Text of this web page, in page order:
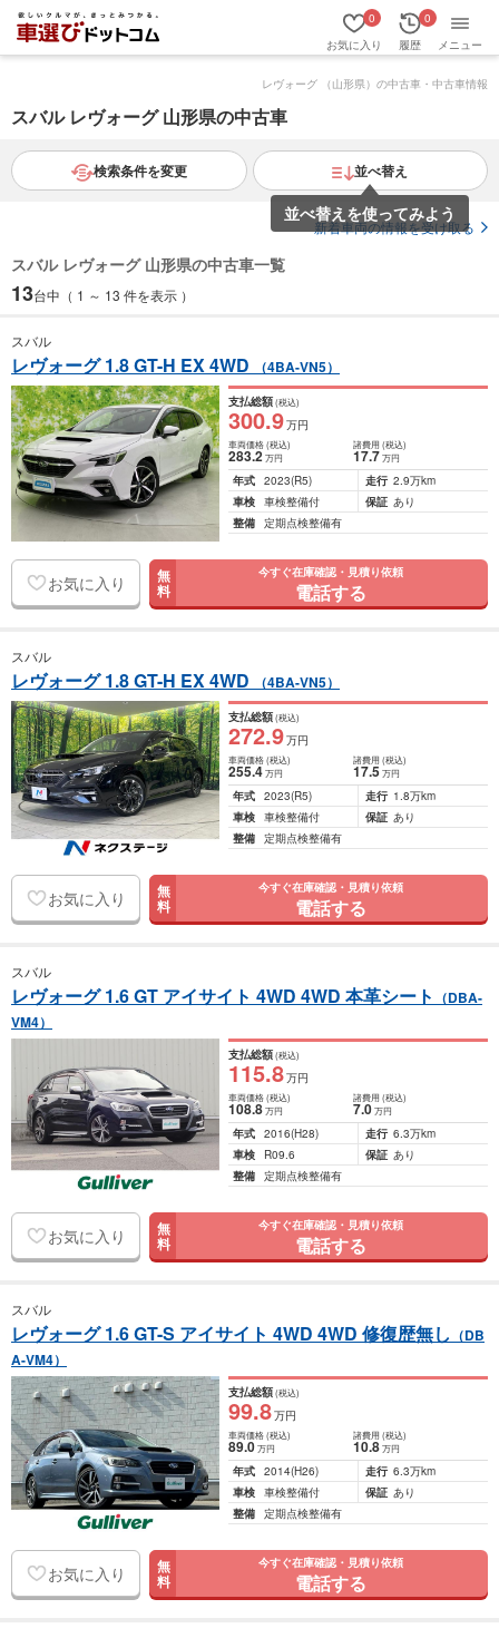
お気に入り
0
履歴
0
メニュー
レヴォーグ （山形県）の中古車・中古車情報
スバル レヴォーグ 山形県の中古車
検索条件を変更 並べ替え
並べ替えを使ってみよう
新着車両の情報を受け取る
スバル レヴォーグ 山形県の中古車一覧
13台中（ 1 ～ 13 件を表示 ）
スバル
レヴォーグ 1.8 GT-H EX 4WD （4BA-VN5）
支払総額(税込)
300.9万円
車両価格(税込)
283.2万円
諸費用 (税込)
17.7 万円
年式 2023(R5) 走行 2.9万km
車検 車検整備付 保証 あり
整備 定期点検整備有
お気に入り 無
料
今すぐ在庫確認・見積り依頼
電話する
スバル
レヴォーグ 1.8 GT-H EX 4WD （4BA-VN5）
支払総額(税込)
272.9万円
車両価格(税込)
255.4万円
諸費用 (税込)
17.5 万円
年式 2023(R5) 走行 1.8万km
車検 車検整備付 保証 あり
整備 定期点検整備有
お気に入り 無
料
今すぐ在庫確認・見積り依頼
電話する
スバル
レヴォーグ 1.6 GT アイサイト 4WD 4WD 本革シート （DBA-
VM4）
支払総額(税込)
115.8万円
車両価格(税込)
108.8万円
諸費用 (税込)
7.0 万円
年式 2016(H28) 走行 6.3万km
車検
R09.6 保証 あり
整備 定期点検整備有
お気に入り 無
料
今すぐ在庫確認・見積り依頼
電話する
スバル
レヴォーグ 1.6 GT-S アイサイト 4WD 4WD 修復歴無し （DB
A-VM4）
支払総額(税込)
99.8万円
車両価格(税込)
89.0万円
諸費用 (税込)
10.8 万円
年式 2014(H26) 走行 6.3万km
車検 車検整備付 保証 あり
整備 定期点検整備有
お気に入り 無
料
今すぐ在庫確認・見積り依頼
電話する